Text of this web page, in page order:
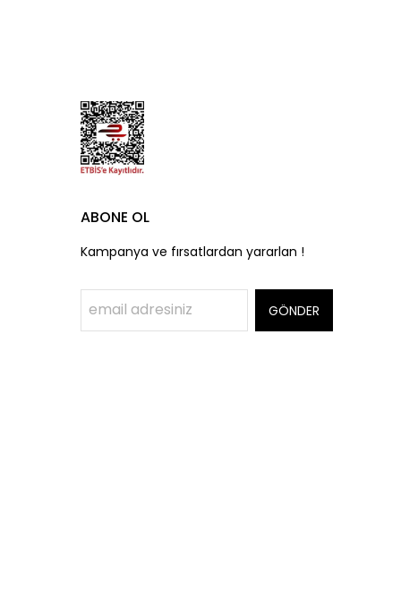
ABONE OL
Kampanya ve fırsatlardan yararlan !
GÖNDER